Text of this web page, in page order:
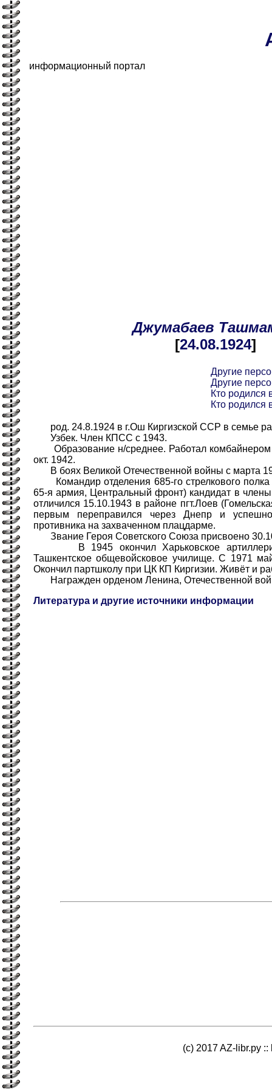
информационный портал
Джумабаев
[24.08.1924]
Другие
Другие
Кто родился
Кто родился
род. 24.8.1924 в г.Ош Киргизской ССР в семье
Узбек. Член КПСС с 1943.
Образование н/среднее. Работал
окт. 1942.
В боях Великой Отечественной войны с марта
Командир отделения 685-го стрелкового полка
65-я армия, Центральный фронт) кандидат в
отличился 15.10.1943 в районе пгт.Лоев
первым переправился через Днепр и
противника на захваченном плацдарме.
Звание Героя Советского Союза присвоено
В 1945 окончил Харьковское
Ташкентское общевойсковое училище. С 1971
Окончил партшколу при ЦК КП Киргизии. Живёт и
Награжден орденом Ленина, Отечественной
Литература и другие источники информации
(c) 2017 AZ-libr.ру ::